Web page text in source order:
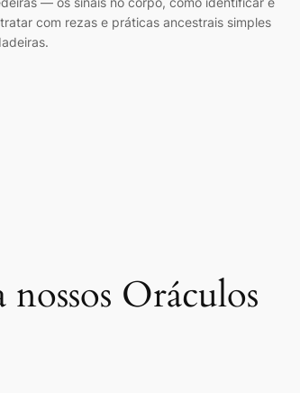
com rezas e práticas ancestrais simples
nossos Oráculos